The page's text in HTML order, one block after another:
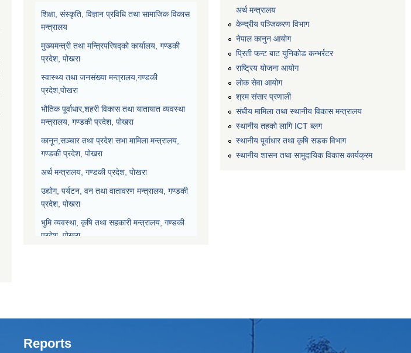
शिक्षा, संस्कृति, विज्ञान प्रविधि तथा सामाजिक विकास
मन्त्रालय
मुख्यमन्त्री तथा मन्त्रिपरिषद्को कार्यालय, गण्डकी
प्रदेश, पोखरा
स्वास्थ्य तथा जनसंख्या मन्त्रालय,गण्डकी
प्रदेश,पोखरा
भौतिक पूर्वाधार,शहरी विकास तथा यातायात व्यवस्था
मन्त्रालय, गण्डकी प्रदेश, पोखरा
कानून,सञ्चार तथा प्रदेश सभा मामिला मन्त्रालय,
गण्डकी प्रदेश, पोखरा
अर्थ मन्त्रालय, गण्डकी प्रदेश, पोखरा
उद्योग, पर्यटन, वन तथा वातावरण मन्त्रालय, गण्डकी
प्रदेश, पोखरा
भुमि व्यवस्था, कृषि तथा सहकारी मन्त्रालय, गण्डकी
प्रदेश, पोखरा
अर्थ मन्त्रालय
केन्द्रीय पञ्जिकरण विभाग
नेपाल कानुन आयोग
प्रिती फन्ट बाट युनिकोड कन्भर्रटर
राष्ट्रिय योजना आयोग
लोक सेवा आयोग
श्रम संसार प्रणाली
संघीय मामिला तथा स्थानीय विकास मन्त्रालय
स्थानीय तहको लागि ICT ब्लग
स्थानीय पूर्वाधार तथा कृषि सडक विभाग
स्थानीय शासन तथा सामुदायिक विकास कार्यक्रम
Reports